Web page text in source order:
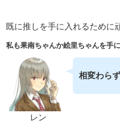
既に推しを手に入れるために
私も果南ちゃんか絵里ちゃんを手
レン
相変わら